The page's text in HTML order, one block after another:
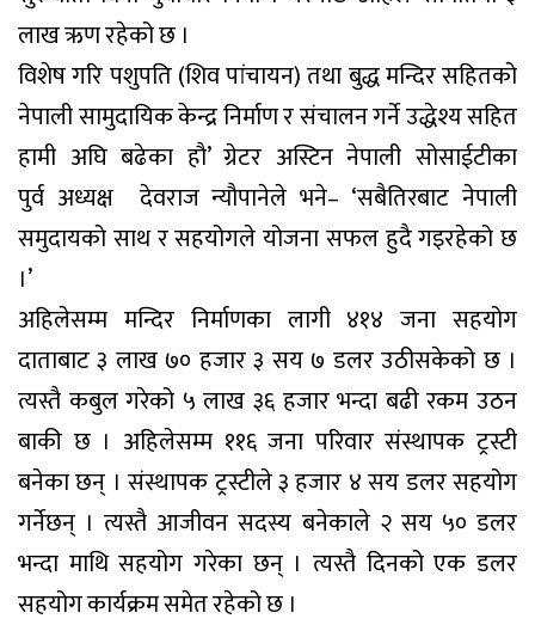
लाख ऋण रहेको छ ।
विशेष गरि पशुपति (शिव पांचायन) तथा बुद्ध मन्दिर सहितको
नेपाली सामुदायिक केन्द्र निर्माण र संचालन गर्ने उद्धेश्य सहित
हामी अघि बढेका हौ’ ग्रेटर अस्टिन नेपाली सोसाईटीका
पुर्व अध्यक्ष देवराज न्यौपानेले भने– ‘सबैतिरबाट नेपाली
समुदायको साथ र सहयोगले योजना सफल हुदै गइरहेको छ
।’
अहिलेसम्म मन्दिर निर्माणका लागी ४१४ जना सहयोग
दाताबाट ३ लाख ७० हजार ३ सय ७ डलर उठीसकेको छ ।
त्यस्तै कबुल गरेको ५ लाख ३६ हजार भन्दा बढी रकम उठन
बाकी छ । अहिलेसम्म ११६ जना परिवार संस्थापक ट्रस्टी
बनेका छन् । संस्थापक ट्रस्टीले ३ हजार ४ सय डलर सहयोग
गर्नेछन् । त्यस्तै आजीवन सदस्य बनेकाले २ सय ५० डलर
भन्दा माथि सहयोग गरेका छन् । त्यस्तै दिनको एक डलर
सहयोग कार्यक्रम समेत रहेको छ ।